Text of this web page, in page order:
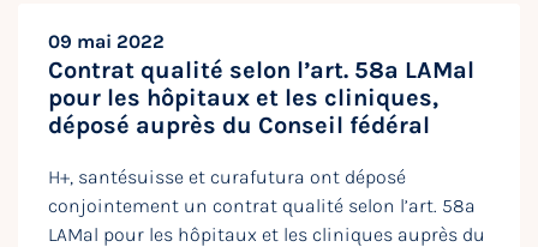
09 mai 2022
Contrat qualité selon l’art. 58a LAMal
pour les hôpitaux et les cliniques,
déposé auprès du Conseil fédéral
H+, santésuisse et curafutura ont déposé
conjointement un contrat qualité selon l’art. 58a
LAMal pour les hôpitaux et les cliniques auprès du